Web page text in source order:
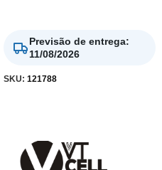
Previsão de entrega:
11/08/2026
SKU: 121788